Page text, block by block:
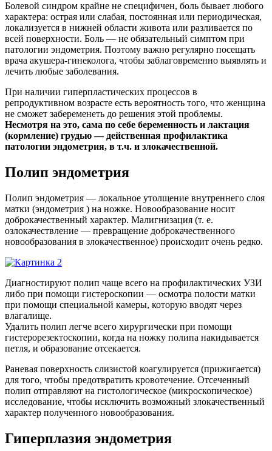
Болевой синдром крайне не специфичен, боль бывает любого
характера: острая или слабая, постоянная или периодическая,
локализуется в нижней области живота или разливается по
всей поверхности. Боль — не обязательный симптом при
патологии эндометрия. Поэтому важно регулярно посещать
врача акушера-гинеколога, чтобы заблаговременно выявлять и
лечить любые заболевания.
При наличии гиперпластических процессов в
репродуктивном возрасте есть вероятность того, что женщина
не сможет забеременеть до решения этой проблемы.
Несмотря на это, сама по себе беременность и лактация
(кормление) грудью — действенная профилактика
патологии эндометрия, в т.ч. и злокачественной.
Полип эндометрия
Полип эндометрия — локальное утолщение внутреннего слоя
матки (эндометрия ) на ножке. Новообразование носит
доброкачественный характер. Малигнизация (т. е.
озлокачествление — превращение доброкачественного
новообразования в злокачественное) происходит очень редко.
Диагностируют полип чаще всего на профилактических УЗИ
либо при помощи гистероскопии — осмотра полости матки
при помощи специальной камеры, которую вводят через
влагалище.
Удалить полип легче всего хирургически при помощи
гистерорезектоскопии, когда на ножку полипа накидывается
петля, и образование отсекается.
Раневая поверхность слизистой коагулируется (прижигается)
для того, чтобы предотвратить кровотечение. Отсеченный
полип отправляют на гистологическое (микроскопическое)
исследование, чтобы исключить возможный злокачественный
характер полученного новообразования.
Гиперплазия эндометрия